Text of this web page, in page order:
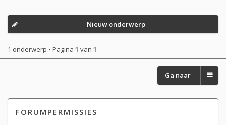
Nieuw onderwerp
1 onderwerp • Pagina 1 van 1
Ga naar
FORUMPERMISSIES